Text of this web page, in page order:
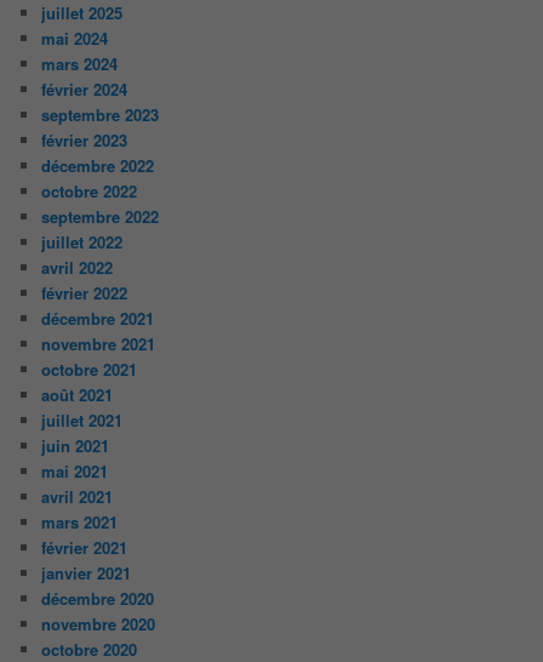
juillet 2025
mai 2024
mars 2024
février 2024
septembre 2023
février 2023
décembre 2022
octobre 2022
septembre 2022
juillet 2022
avril 2022
février 2022
décembre 2021
novembre 2021
octobre 2021
août 2021
juillet 2021
juin 2021
mai 2021
avril 2021
mars 2021
février 2021
janvier 2021
décembre 2020
novembre 2020
octobre 2020